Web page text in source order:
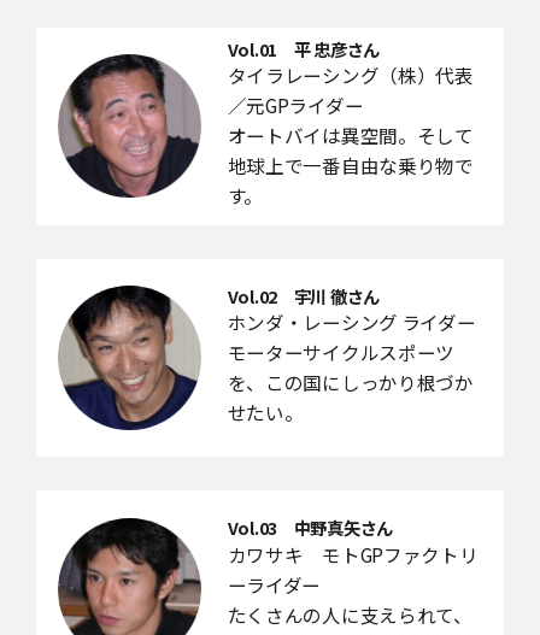
Vol.01 平 忠彦さん
タイラレーシング（株）代表
／元GPライダー
オートバイは異空間。そして
地球上で一番自由な乗り物で
す。
Vol.02 宇川 徹さん
ホンダ・レーシング ライダー
モーターサイクルスポーツ
を、この国にしっかり根づか
せたい。
Vol.03 中野真矢さん
カワサキ モトGPファクトリ
ーライダー
たくさんの人に支えられて、